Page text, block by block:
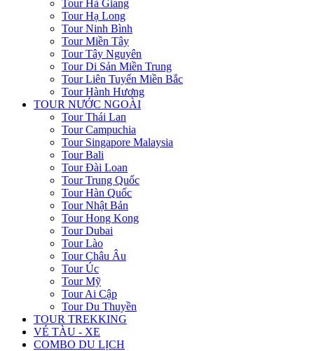
Tour Hà Giang
Tour Hạ Long
Tour Ninh Bình
Tour Miền Tây
Tour Tây Nguyên
Tour Di Sản Miền Trung
Tour Liên Tuyến Miền Bắc
Tour Hành Hương
TOUR NƯỚC NGOÀI
Tour Thái Lan
Tour Campuchia
Tour Singapore Malaysia
Tour Bali
Tour Đài Loan
Tour Trung Quốc
Tour Hàn Quốc
Tour Nhật Bản
Tour Hong Kong
Tour Dubai
Tour Lào
Tour Châu Âu
Tour Úc
Tour Mỹ
Tour Ai Cập
Tour Du Thuyền
TOUR TREKKING
VÉ TÀU - XE
COMBO DU LỊCH